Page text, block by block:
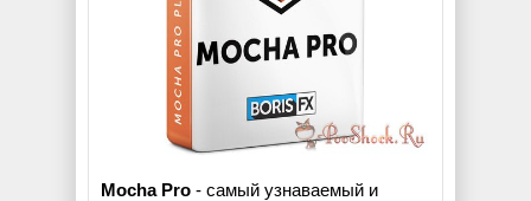
Mocha Pro - самый узнаваемый и